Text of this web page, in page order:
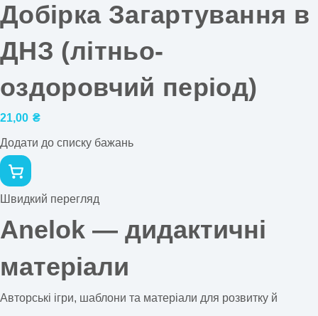
Добірка Загартування в
ДНЗ (літньо-
оздоровчий період)
21,00 ₴
Додати до списку бажань
Швидкий перегляд
Anelok — дидактичні
матеріали
Авторські ігри, шаблони та матеріали для розвитку й